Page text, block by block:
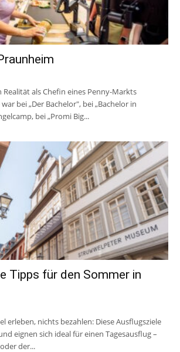
Realität als Chefin eines Penny-Markts
war bei „Der Bachelor", bei „Bachelor in
bei „Promi Big...
Tipps für den Sommer in
erleben, nichts bezahlen: Diese Ausflugsziele
eignen sich ideal für einen Tagesausflug –
der...